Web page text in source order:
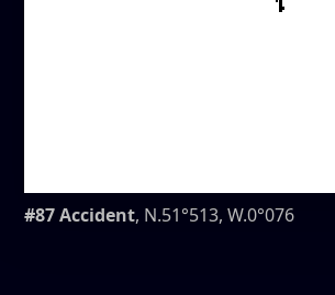
#87 Accident, N.51°513, W.0°076